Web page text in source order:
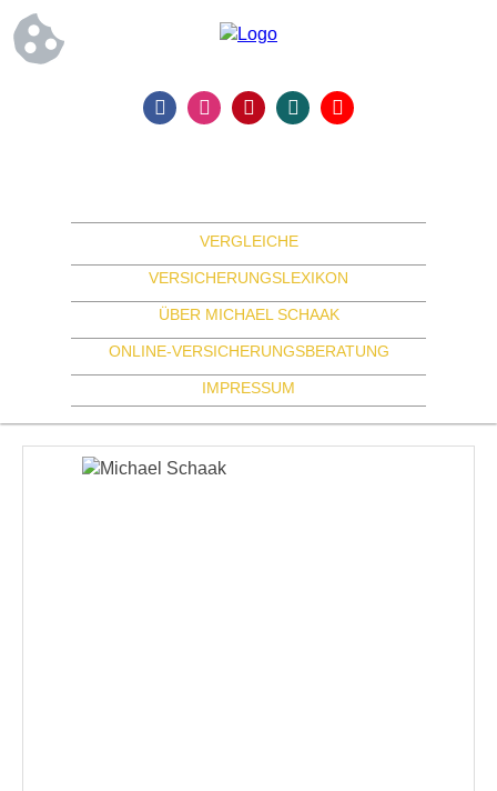
VERGLEICHE
VERSICHERUNGSLEXIKON
ÜBER MICHAEL SCHAAK
ONLINE-VERSICHERUNGSBERATUNG
IMPRESSUM